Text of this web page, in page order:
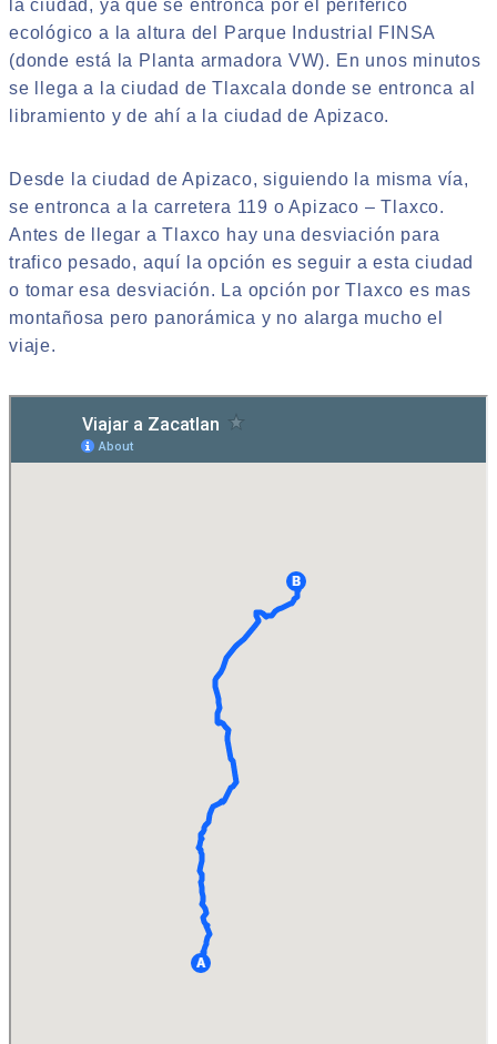
la ciudad, ya que se entronca por el periférico
ecológico a la altura del Parque Industrial FINSA
(donde está la Planta armadora VW). En unos minutos
se llega a la ciudad de Tlaxcala donde se entronca al
libramiento y de ahí a la ciudad de Apizaco.
Desde la ciudad de Apizaco, siguiendo la misma vía,
se entronca a la carretera 119 o Apizaco – Tlaxco.
Antes de llegar a Tlaxco hay una desviación para
trafico pesado, aquí la opción es seguir a esta ciudad
o tomar esa desviación. La opción por Tlaxco es mas
montañosa pero panorámica y no alarga mucho el
viaje.